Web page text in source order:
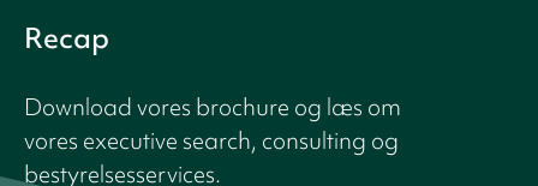
Recap
Download vores brochure og læs om
vores executive search, consulting og
bestyrelsesservices.